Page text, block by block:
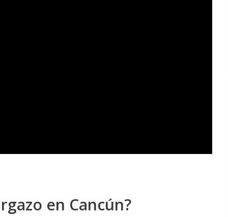
en Cancún?